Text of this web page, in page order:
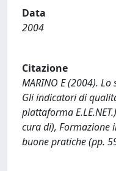
Data
2004
Citazione
MARINO E (2004).
Gli indicatori di
piattaforma
cura di), Formazione
buone pratiche (pp.